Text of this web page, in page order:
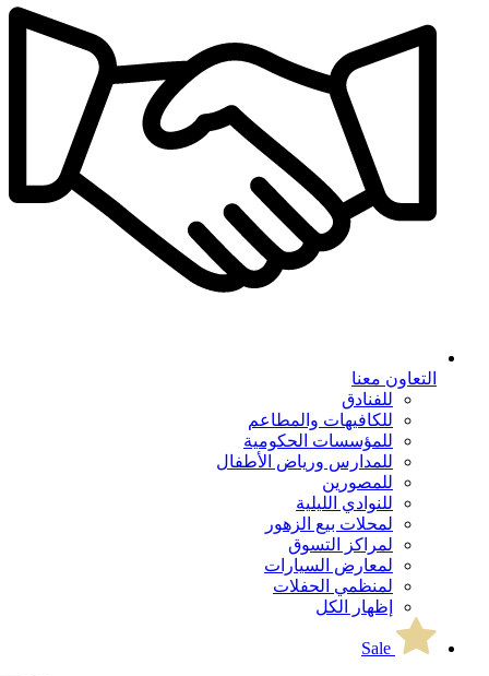
التعاون معنا
للفنادق
للكافيهات والمطاعم
للمؤسسات الحكومية
للمدارس ورياض الأطفال
للمصورين
للنوادي الليلية
لمحلات بيع الزهور
لمراكز التسوق
لمعارض السيارات
لمنظمي الحفلات
إظهار الكل